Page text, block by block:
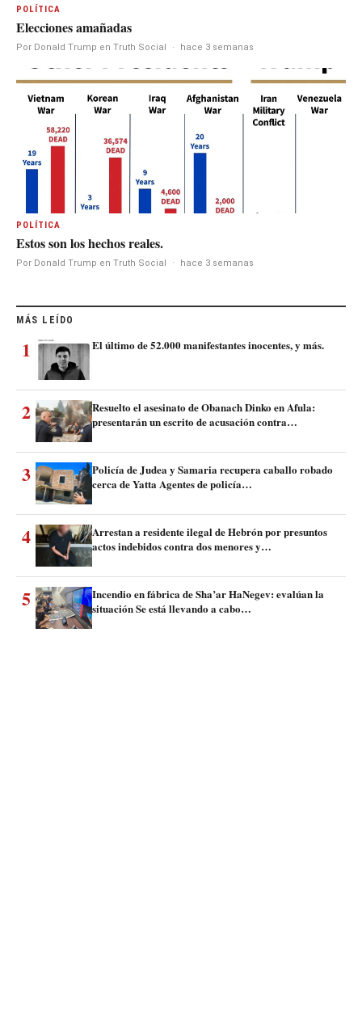
POLÍTICA
Elecciones amañadas
Por Donald Trump en Truth Social · hace 3 semanas
POLÍTICA
Estos son los hechos reales.
Por Donald Trump en Truth Social · hace 3 semanas
MÁS LEÍDO
1 El último de 52.000 manifestantes inocentes, y más.
2
Resuelto el asesinato de Obanach Dinko en Afula:
presentarán un escrito de acusación contra…
3
Policía de Judea y Samaria recupera caballo robado
cerca de Yatta Agentes de policía…
4
Arrestan a residente ilegal de Hebrón por presuntos
actos indebidos contra dos menores y…
5
Incendio en fábrica de Sha’ar HaNegev: evalúan la
situación Se está llevando a cabo…